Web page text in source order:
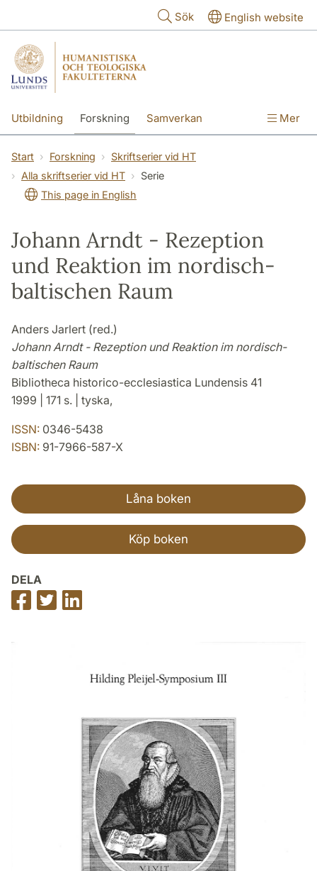
Sök English website
Utbildning Forskning Samverkan Mer
Start Forskning
Skriftserier vid HT
Alla skriftserier vid HT
Serie
This page in English
Johann Arndt - Rezeption
und Reaktion im nordisch-
baltischen Raum
Anders Jarlert (red.)
Johann Arndt - Rezeption und Reaktion im nordisch-
baltischen Raum
Bibliotheca historico-ecclesiastica Lundensis 41
1999 | 171 s. | tyska,
ISSN: 0346-5438
ISBN: 91-7966-587-X
Låna boken
Köp boken
DELA
Dela
på
Dela
på
på